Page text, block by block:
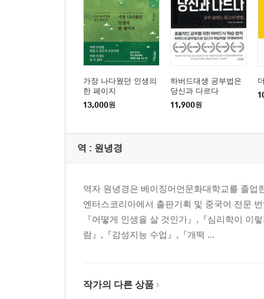
가장 나다웠던 인생의
한 페이지
13,000원
하버드대생 공부법은
당신과 다르다
11,900원
역 : 원녕경
역자 원녕경은 베이징어언문화대학교를 졸
엔터스코리아에서 출판기획 및 중국어 전문
『어떻게 인생을 살 것인가』,『심리학이 이
람』,『감성지능 수업』,『개떡 ...
작가의 다른 상품